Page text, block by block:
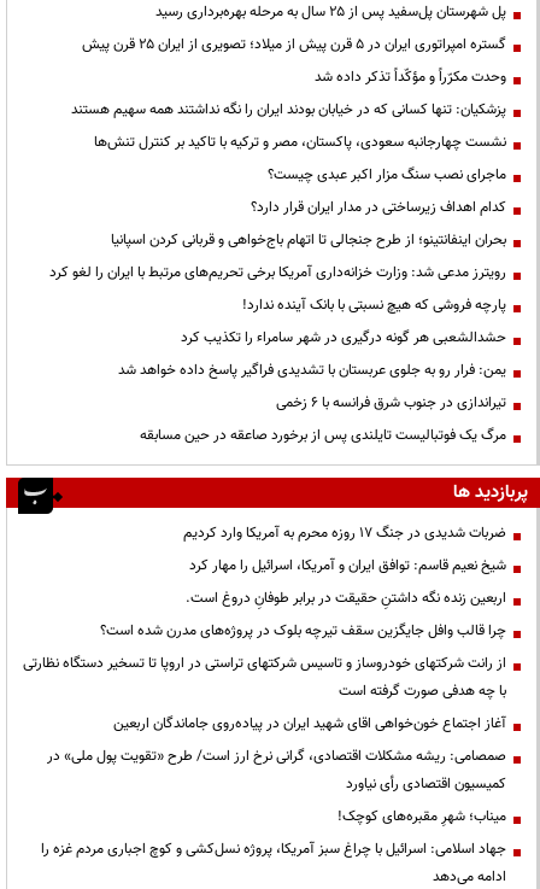
پل شهرستان پل‌سفید پس از ۲۵ سال به مرحله بهره‌برداری رسید
گستره امپراتوری ایران در ۵ قرن پیش از میلاد؛ تصویری از ایران ۲۵ قرن پیش
وحدت مکرّراً و مؤکّداً تذکر داده شد
پزشکیان: تنها کسانی که در خیابان بودند ایران را نگه نداشتند همه سهیم هستند
نشست چهارجانبه سعودی، پاکستان، مصر و ترکیه با تاکید بر کنترل تنش‌ها
ماجرای نصب سنگ مزار اکبر عبدی چیست؟
کدام اهداف زیرساختی در مدار ایران قرار دارد؟
بحران اینفانتینو؛ از طرح جنجالی تا اتهام باج‌خواهی و قربانی کردن اسپانیا
رویترز مدعی شد: وزارت خزانه‌داری آمریکا برخی تحریم‌های مرتبط با ایران را لغو کرد
پارچه فروشی که هیچ نسبتی با بانک آینده ندارد!
حشدالشعبی هر گونه درگیری در شهر سامراء را تکذیب کرد
یمن: فرار رو به جلوی عربستان با تشدیدی فراگیر پاسخ داده خواهد شد
تیراندازی در جنوب شرق فرانسه با ۶ زخمی
مرگ یک فوتبالیست تایلندی پس از برخورد صاعقه در حین مسابقه
پربازدید ها
ضربات شدیدی در جنگ ۱۷ روزه محرم به آمریکا وارد کردیم
شیخ نعیم قاسم: توافق ایران و آمریکا، اسرائیل را مهار کرد
اربعین زنده نگه داشتنِ حقیقت در برابر طوفانِ دروغ است.
چرا قالب وافل جایگزین سقف تیرچه بلوک در پروژه‌های مدرن شده است؟
از رانت‌ شرکتهای خودروساز و تاسیس شرکتهای تراستی در اروپا تا تسخیر دستگاه نظارتی
با چه هدفی صورت گرفته است
آغاز اجتماع خون‌خواهی اقای شهید ایران در پیاده‌روی جاماندگان اربعین
صمصامی: ریشه مشکلات اقتصادی، گرانی نرخ ارز است/ طرح «تقویت پول ملی» در
کمیسیون اقتصادی رأی نیاورد
میناب؛ شهرِ مقبره‌های کوچک!
جهاد اسلامی: اسرائیل با چراغ سبز آمریکا، پروژه نسل‌کشی و کوچ اجباری مردم غزه را
ادامه می‌دهد